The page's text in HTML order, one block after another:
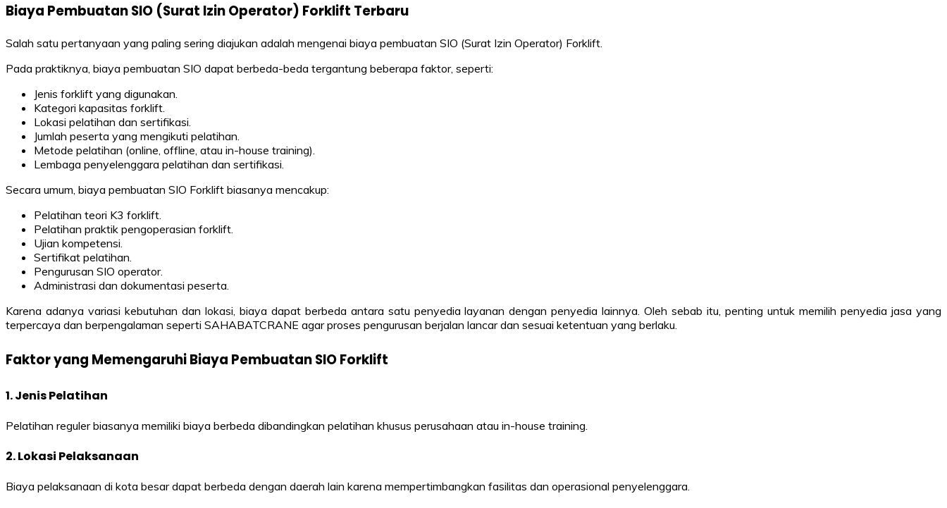
Biaya Pembuatan SIO (Surat Izin Operator) Forklift Terbaru
Salah satu pertanyaan yang paling sering diajukan adalah mengenai biaya pembuatan SIO (Surat Izin Operator) Forklift.
Pada praktiknya, biaya pembuatan SIO dapat berbeda-beda tergantung beberapa faktor, seperti:
Jenis forklift yang digunakan.
Kategori kapasitas forklift.
Lokasi pelatihan dan sertifikasi.
Jumlah peserta yang mengikuti pelatihan.
Metode pelatihan (online, offline, atau in-house training).
Lembaga penyelenggara pelatihan dan sertifikasi.
Secara umum, biaya pembuatan SIO Forklift biasanya mencakup:
Pelatihan teori K3 forklift.
Pelatihan praktik pengoperasian forklift.
Ujian kompetensi.
Sertifikat pelatihan.
Pengurusan SIO operator.
Administrasi dan dokumentasi peserta.
Karena adanya variasi kebutuhan dan lokasi, biaya dapat berbeda antara satu penyedia layanan dengan penyedia lainnya. Oleh sebab itu, penting untuk memilih penyedia jasa yang
terpercaya dan berpengalaman seperti SAHABATCRANE agar proses pengurusan berjalan lancar dan sesuai ketentuan yang berlaku.
Faktor yang Memengaruhi Biaya Pembuatan SIO Forklift
1. Jenis Pelatihan
Pelatihan reguler biasanya memiliki biaya berbeda dibandingkan pelatihan khusus perusahaan atau in-house training.
2. Lokasi Pelaksanaan
Biaya pelaksanaan di kota besar dapat berbeda dengan daerah lain karena mempertimbangkan fasilitas dan operasional penyelenggara.